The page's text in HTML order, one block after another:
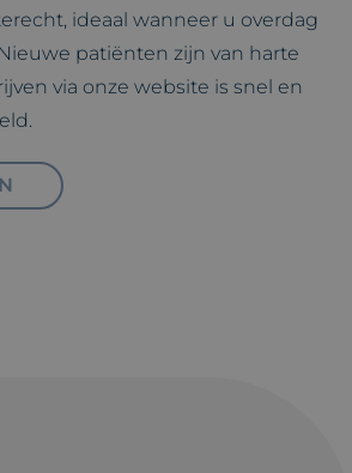
ideaal wanneer u overdag
patiënten zijn van harte
via onze website is snel en